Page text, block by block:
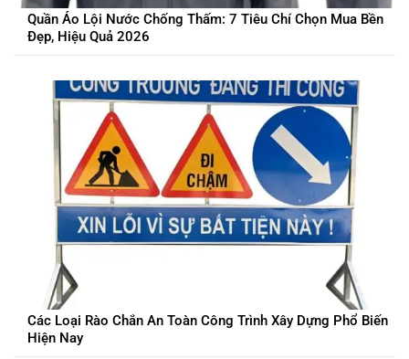
Quần Áo Lội Nước Chống Thấm: 7 Tiêu Chí Chọn Mua Bền
Đẹp, Hiệu Quả 2026
Các Loại Rào Chắn An Toàn Công Trình Xây Dựng Phổ Biến
Hiện Nay